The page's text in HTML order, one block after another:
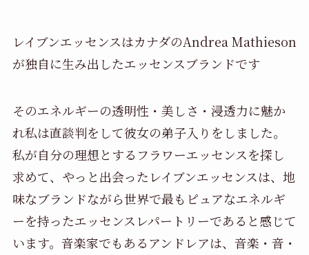
レイブンエッセンスはカナダのAndrea Mathieson
が独自に生み出したエッセンスブランドです
そのエネルギーの透明性・美しさ・浸透力に魅か
れ私は直談判をして彼女の弟子入りをしました。
私が自分の理想とするフラワーエッセンスを探し
求めて、やっと出会ったレイブンエッセンスは、地
味なブランドながら世界で最もピュアなエネルギ
ーを持ったエッセンスレパートリーであると感じて
います。音楽家でもあるアンドレアは、音楽・音・